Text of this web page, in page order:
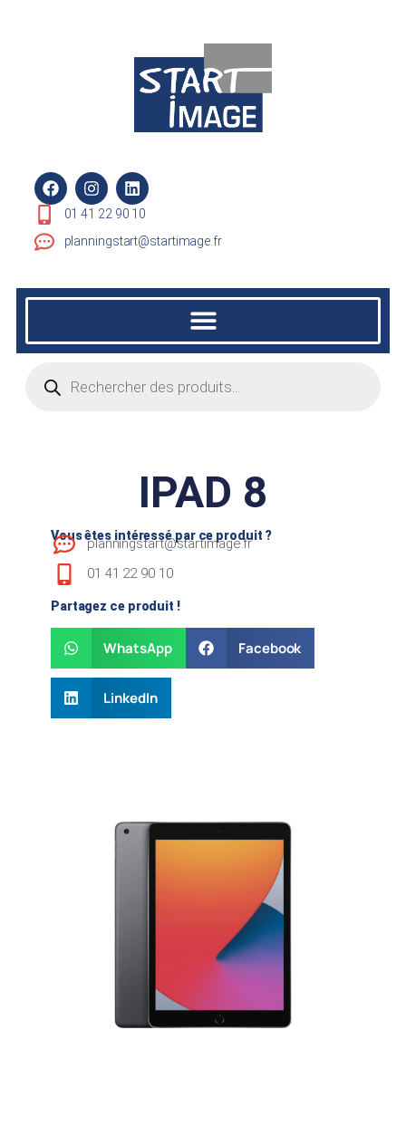
01 41 22 90 10
planningstart@startimage.fr
IPAD 8
Vous êtes intéressé par ce produit ?
planningstart@startimage.fr
01 41 22 90 10
Partagez ce produit !
WhatsApp Facebook
LinkedIn